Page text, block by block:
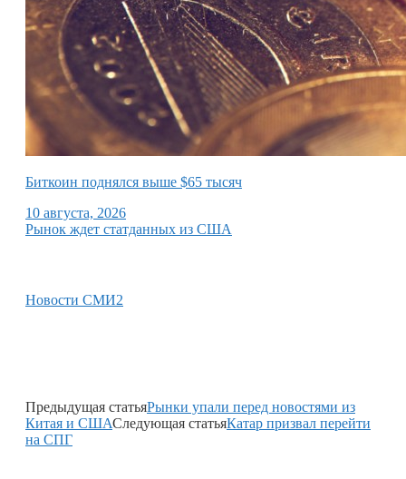
Биткоин поднялся выше $65 тысяч
10 августа, 2026
Рынок ждет статданных из США
Новости СМИ2
Предыдущая статьяРынки упали перед новостями из
Китая и СШАСледующая статьяКатар призвал перейти
на СПГ